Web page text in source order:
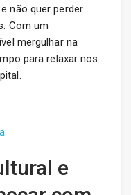
não quer perder
Com um
mergulhar na
para relaxar nos
e